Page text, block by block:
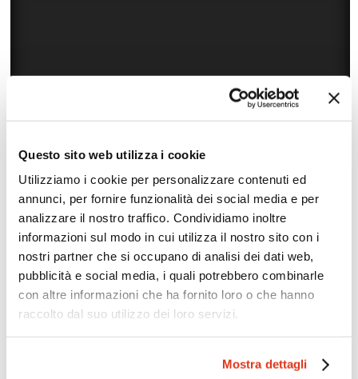
Questo sito web utilizza i cookie
Utilizziamo i cookie per personalizzare contenuti ed
annunci, per fornire funzionalità dei social media e per
analizzare il nostro traffico. Condividiamo inoltre
informazioni sul modo in cui utilizza il nostro sito con i
nostri partner che si occupano di analisi dei dati web,
pubblicità e social media, i quali potrebbero combinarle
con altre informazioni che ha fornito loro o che hanno
raccolto dal suo utilizzo dei loro servizi.
Mostra dettagli
Zoom Minimize map
Offerte
Quotazioni di alcune proposte di viaggio, modificabili su
richiesta
Scopri i prezzi »
Mostraci le tue foto su Facebook